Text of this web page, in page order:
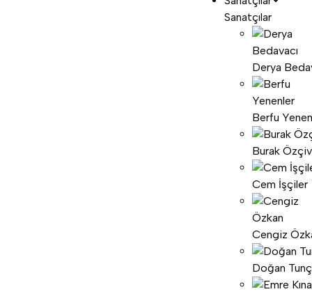
Sanatçılar
Derya
Berfu
Burak
Cem İşçiler
Cengiz
Doğan